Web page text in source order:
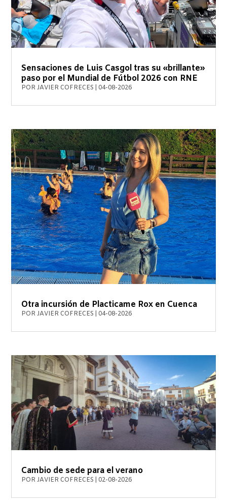
Sensaciones de Luis Casgol tras su «brillante»
paso por el Mundial de Fútbol 2026 con RNE
PORJAVIER COFRECES 04-08-2026
Otra incursión de Placticame Rox en Cuenca
PORJAVIER COFRECES 04-08-2026
Cambio de sede para el verano
PORJAVIER COFRECES 02-08-2026